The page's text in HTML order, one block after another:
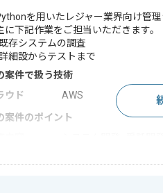
を用いたレジャー業界向け管
に下記作業をご担当いただきます。
存システムの調査
細設からテストまで
案件で扱う技術
ウド
AWS
案件のポイント